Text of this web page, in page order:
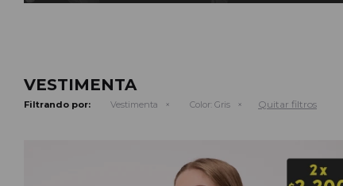
VESTIMENTA
Filtrando por: Vestimenta Color: Gris Quitar filtros